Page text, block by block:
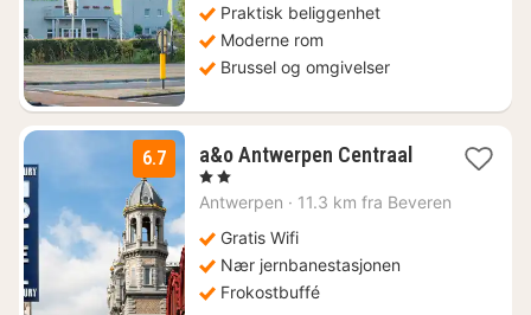
935
kr.
Praktisk beliggenhet
Moderne rom
Brussel og omgivelser
6.7 a&o Antwerpen Centraal2
fra
, 2 Stjerner
Antwerpen · 11.3 km fra Beveren
Gratis Wifi
Nær jernbanestasjonen
Frokostbuffé